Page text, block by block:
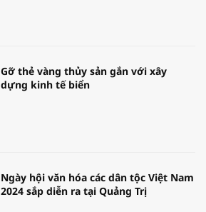
Gỡ thẻ vàng thủy sản gắn với xây
dựng kinh tế biển
Ngày hội văn hóa các dân tộc Việt Nam
2024 sắp diễn ra tại Quảng Trị